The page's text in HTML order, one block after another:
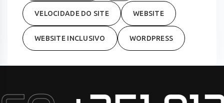
VELOCIDADE DO SITE WEBSITE
WEBSITE INCLUSIVO WORDPRESS